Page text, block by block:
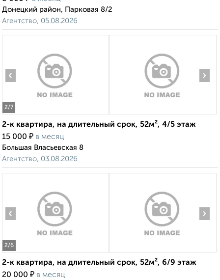
Донецкий район, Парковая 8/2
Агентство, 05.08.2026
2/7
‹ ›
2-к квартира, на длительный срок, 52м², 4/5 этаж
15 000 ₽ в месяц
Большая Власьевская 8
Агентство, 03.08.2026
2/6
‹ ›
2-к квартира, на длительный срок, 52м², 6/9 этаж
20 000 ₽ в месяц